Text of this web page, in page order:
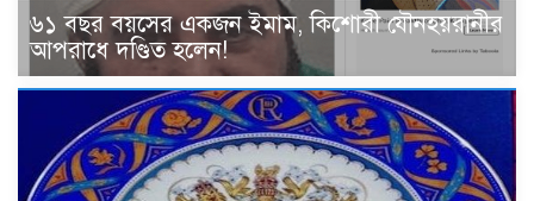
৬১ বছর বয়সের একজন ইমাম, কিশোরী যৌনহয়রানীর
আপরাধে দণ্ডিত হলেন!